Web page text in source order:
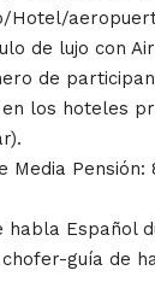
Hotel/
de lujo con
de
los hoteles
Media
habla Español
guía de